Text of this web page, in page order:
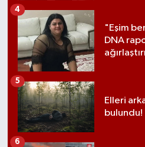
"Eşim
DNA
4
Elleri
bulundu!
5
6